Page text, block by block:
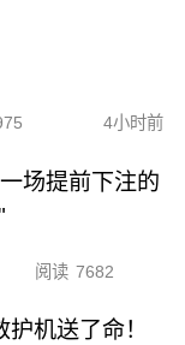
4小时前
场提前下注的
阅读 7682
机送了命！